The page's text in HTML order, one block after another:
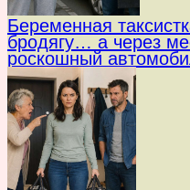
Беременная
бродягу… а через
роскошный